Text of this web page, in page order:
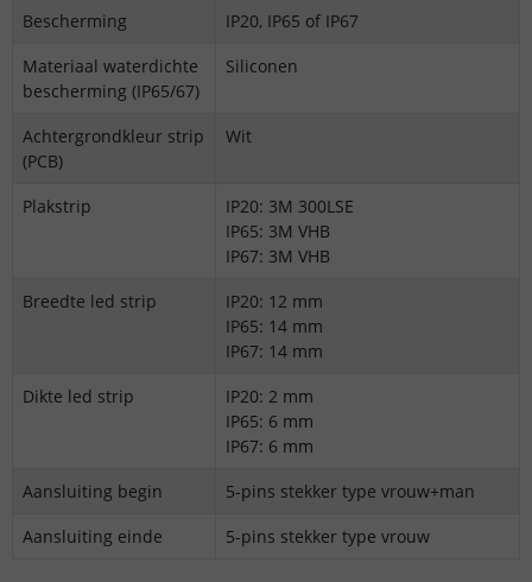
Bescherming
IP20, IP65 of IP67
Materiaal waterdichte
bescherming (IP65/67)
Siliconen
Achtergrondkleur strip
(PCB)
Wit
Plakstrip
IP20: 3M 300LSE
IP65: 3M VHB
IP67: 3M VHB
Breedte led strip
IP20: 12 mm
IP65: 14 mm
IP67: 14 mm
Dikte led strip
IP20: 2 mm
IP65: 6 mm
IP67: 6 mm
Aansluiting begin
5-pins stekker type vrouw+man
Aansluiting einde
5-pins stekker type vrouw